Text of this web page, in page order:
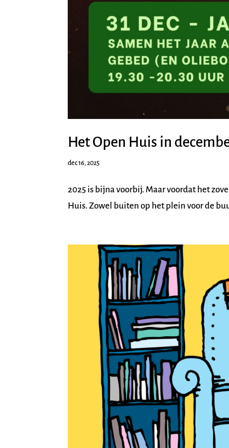
Het Open Huis in
dec 16, 2025
2025 is bijna voorbij. Maar voordat het
Huis. Zowel buiten op het plein voor de